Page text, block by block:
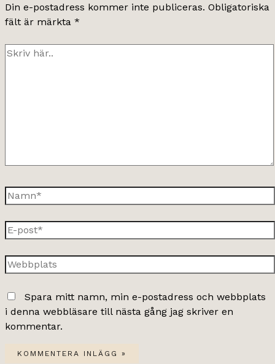
Din e-postadress kommer inte publiceras. Obligatoriska
fält är märkta *
Skriv
Namn*
E-
post*
Webbplats
Spara mitt namn, min e-postadress och webbplats
i denna webbläsare till nästa gång jag skriver en
kommentar.